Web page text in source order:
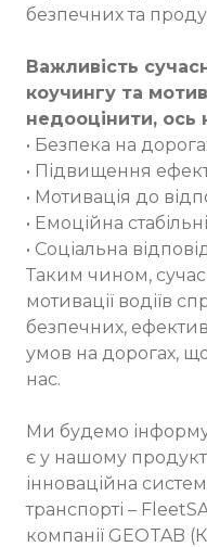
безпечних та
Важливість
коучингу та
недооцінити, ось
• Безпека на
• Підвищення
• Мотивація до
• Емоційна
• Соціальна
Таким чином,
мотивації водіїв
безпечних,
умов на дорогах,
нас.
Ми будемо
є у нашому
інноваційна
транспорті –
компанії GEOTAB